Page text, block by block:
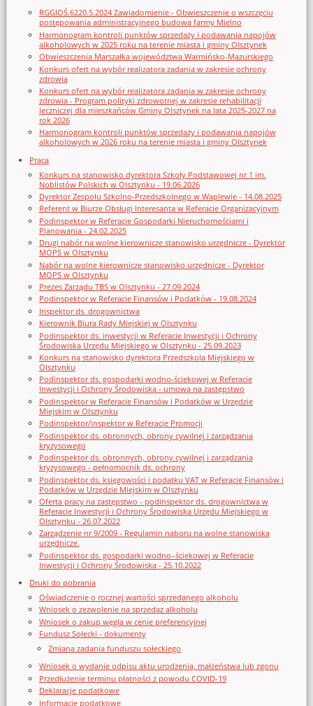
RGGIOŚ.6220.5.2024 Zawiadomienie - Obwieszczenie o wszczęciu
postępowania administracyjnego budowa farmy Mielno
Harmonogram kontroli punktów sprzedaży i podawania napojów
alkoholowych w 2025 roku na terenie miasta i gminy Olsztynek
Obwieszczenia Marszałka województwa Warmińsko-Mazurskiego
Konkurs ofert na wybór realizatora zadania w zakresie ochrony
zdrowia
Konkurs ofert na wybór realizatora zadania w zakresie ochrony
zdrowia - Program polityki zdrowotnej w zakresie rehabilitacji
leczniczej dla mieszkańców Gminy Olsztynek na lata 2025-2027 na
rok 2026
Harmonogram kontroli punktów sprzedaży i podawania napojów
alkoholowych w 2026 roku na terenie miasta i gminy Olsztynek
Praca
Konkurs na stanowisko dyrektora Szkoły Podstawowej nr 1 im.
Noblistów Polskich w Olsztynku - 19.06.2026
Dyrektor Zespołu Szkolno-Przedszkolnego w Waplewie - 14.08.2025
Referent w Biurze Obsługi Interesanta w Referacie Organizacyjnym
Podinspektor w Referacie Gospodarki Nieruchomościami i
Planowania - 24.02.2025
Drugi nabór na wolne kierownicze stanowisko urzędnicze - Dyrektor
MOPS w Olsztynku
Nabór na wolne kierownicze stanowisko urzędnicze - Dyrektor
MOPS w Olsztynku
Prezes Zarządu TBS w Olsztynku - 27.09.2024
Podinspektor w Referacie Finansów i Podatków - 19.08.2024
Inspektor ds. drogownictwa
Kierownik Biura Rady Miejskiej w Olsztynku
Podinspektor ds. inwestycji w Referacie Inwestycji i Ochrony
Środowiska Urzędu Miejskiego w Olsztynku - 25.09.2023
Konkurs na stanowisko dyrektora Przedszkola Miejskiego w
Olsztynku
Podinspektor ds. gospodarki wodno-ściekowej w Referacie
Inwestycji i Ochrony Środowiska - umowa na zastępstwo
Podinspektor w Referacie Finansów i Podatków w Urzędzie
Miejskim w Olsztynku
Podinspektor/inspektor w Referacie Promocji
Podinspektor ds. obronnych, obrony cywilnej i zarządzania
kryzysowego
Podinspektor ds. obronnych, obrony cywilnej i zarządzania
kryzysowego - pełnomocnik ds. ochrony
Podinspektor ds. księgowości i podatku VAT w Referacie Finansów i
Podatków w Urzędzie Miejskim w Olsztynku
Oferta pracy na zastępstwo - podinspektor ds. drogownictwa w
Referacie Inwestycji i Ochrony Środowiska Urzędu Miejskiego w
Olsztynku - 26.07.2022
Zarządzenie nr 9/2009 - Regulamin naboru na wolne stanowiska
urzędnicze.
Podinspektor ds. gospodarki wodno–ściekowej w Referacie
Inwestycji i Ochrony Środowiska - 25.10.2022
Druki do pobrania
Oświadczenie o rocznej wartości sprzedanego alkoholu
Wniosek o zezwolenie na sprzedaz alkoholu
Wniosek o zakup węgla w cenie preferencyjnej
Fundusz Sołecki - dokumenty
Zmiana zadania funduszu sołeckiego
Wniosek o wydanie odpisu aktu urodzenia, małżeństwa lub zgonu
Przedłużenie terminu płatności z powodu COVID-19
Deklaracje podatkowe
Informacje podatkowe